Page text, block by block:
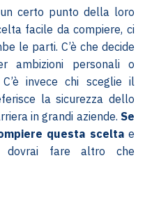
certo punto della loro
facile da compiere, ci
le parti. C’è che decide
ambizioni personali o
C’è invece chi sceglie il
la sicurezza dello
in grandi aziende. Se
questa sceltae
dovrai fare altro che